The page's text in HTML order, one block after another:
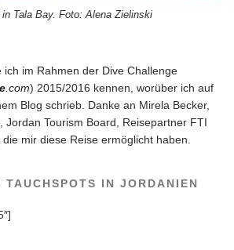
Tala Bay. Foto: Alena Zielinski
ich im Rahmen der Dive Challenge
.com) 2015/2016 kennen, worüber ich auf
Blog schrieb. Danke an Mirela Becker,
Jordan Tourism Board, Reisepartner FTI
mir diese Reise ermöglicht haben.
TAUCHSPOTS IN JORDANIEN